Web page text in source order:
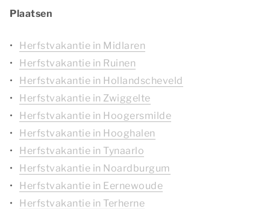
Plaatsen
Herfstvakantie in Midlaren
Herfstvakantie in Ruinen
Herfstvakantie in Hollandscheveld
Herfstvakantie in Zwiggelte
Herfstvakantie in Hoogersmilde
Herfstvakantie in Hooghalen
Herfstvakantie in Tynaarlo
Herfstvakantie in Noardburgum
Herfstvakantie in Eernewoude
Herfstvakantie in Terherne